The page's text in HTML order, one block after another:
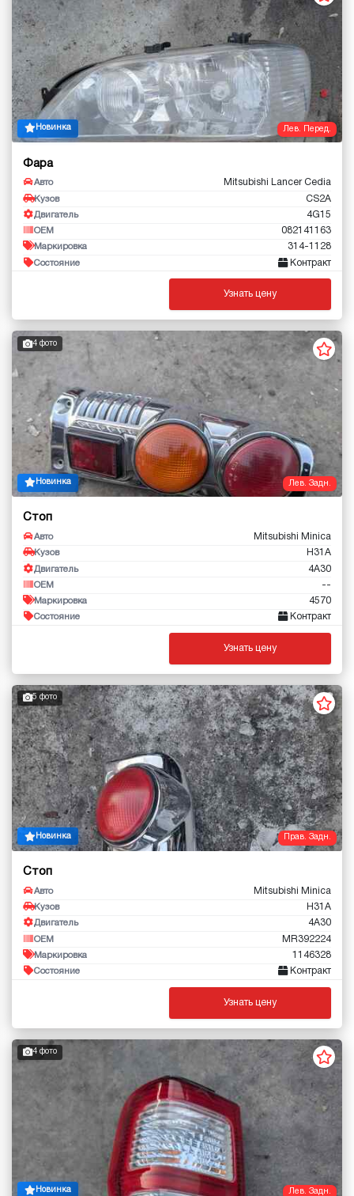
Лев. Перед.
Новинка
Фара
Авто Mitsubishi Lancer Cedia
Кузов CS2A
Двигатель 4G15
OEM 082141163
Маркировка 314-1128
Состояние Контракт
Узнать цену
Лев. Задн.
4 фото
Новинка
Стоп
Авто Mitsubishi Minica
Кузов H31A
Двигатель 4A30
OEM --
Маркировка 4570
Состояние Контракт
Узнать цену
Прав. Задн.
5 фото
Новинка
Стоп
Авто Mitsubishi Minica
Кузов H31A
Двигатель 4A30
OEM MR392224
Маркировка 1146328
Состояние Контракт
Узнать цену
Лев. Задн.
4 фото
Новинка